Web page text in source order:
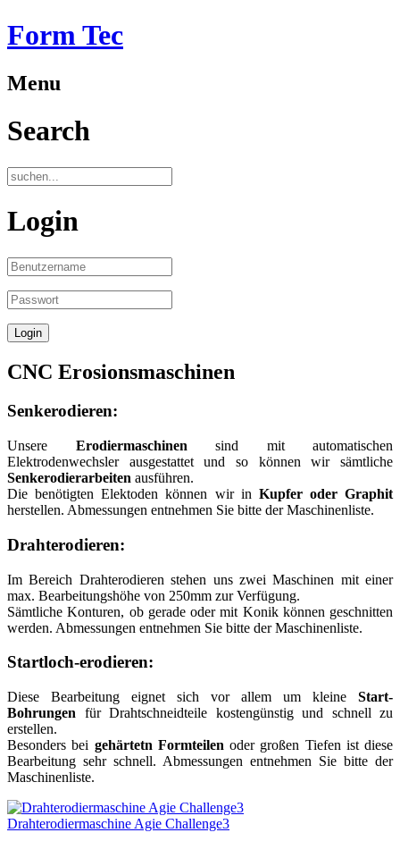
Form Tec
Menu
Search
Login
CNC Erosionsmaschinen
Senkerodieren:
Unsere Erodiermaschinen sind mit automatischen
Elektrodenwechsler ausgestattet und so können wir sämtliche
Senkerodierarbeiten ausführen.
Die benötigten Elektoden können wir in Kupfer oder Graphit
herstellen. Abmessungen entnehmen Sie bitte der Maschinenliste.
Drahterodieren:
Im Bereich Drahterodieren stehen uns zwei Maschinen mit einer
max. Bearbeitungshöhe von 250mm zur Verfügung.
Sämtliche Konturen, ob gerade oder mit Konik können geschnitten
werden. Abmessungen entnehmen Sie bitte der Maschinenliste.
Startloch-erodieren:
Diese Bearbeitung eignet sich vor allem um kleine Start-
Bohrungen für Drahtschneidteile kostengünstig und schnell zu
erstellen.
Besonders bei gehärtetn Formteilen oder großen Tiefen ist diese
Bearbeitung sehr schnell. Abmessungen entnehmen Sie bitte der
Maschinenliste.
Drahterodiermaschine Agie Challenge3